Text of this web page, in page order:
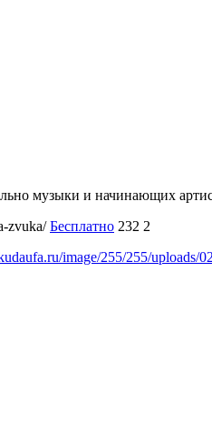
музыки и начинающих
zvuka/ Бесплатно 232 2
image/255/255/uploads/